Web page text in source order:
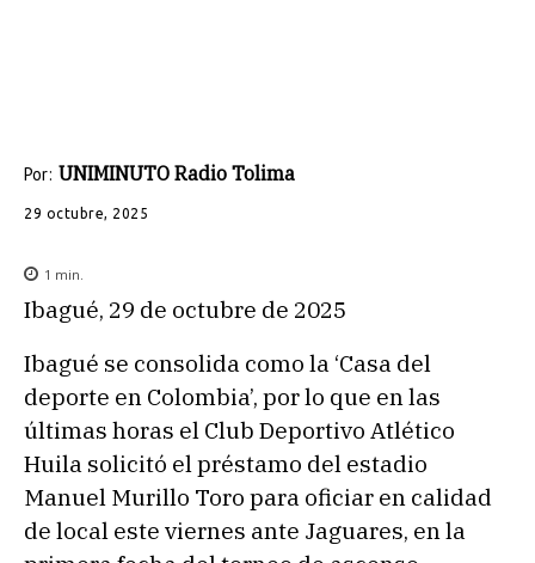
Por: UNIMINUTO Radio Tolima
29 octubre, 2025
1 min.
Ibagué, 29 de octubre de 2025
Ibagué se consolida como la ‘Casa del
deporte en Colombia’, por lo que en las
últimas horas el Club Deportivo Atlético
Huila solicitó el préstamo del estadio
Manuel Murillo Toro para oficiar en calidad
de local este viernes ante Jaguares, en la